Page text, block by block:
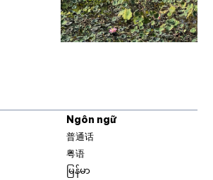
Ngôn ngữ
普通话
粤语
မြန်မာ